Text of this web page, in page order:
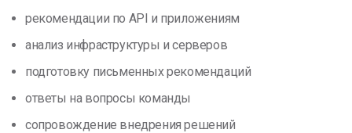
рекомендации по API и приложениям
анализ инфраструктуры и серверов
подготовку письменных рекомендаций
ответы на вопросы команды
сопровождение внедрения решений